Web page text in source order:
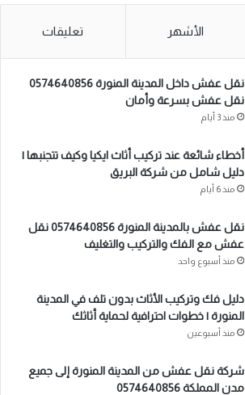
الأشهر تعليقات
نقل عفش داخل المدينة المنورة 0574640856
نقل عفش بسرعة وأمان
منذ 3 أيام
أخطاء شائعة عند تركيب أثاث ايكيا وكيف تتجنبها |
دليل شامل من شركة البريق
منذ 6 أيام
نقل عفش بالمدينة المنورة 0574640856 نقل
عفش مع الفك والتركيب والتغليف
منذ أسبوع واحد
دليل فك وتركيب الأثاث بدون تلف في المدينة
المنورة | خطوات احترافية لحماية أثاثك
منذ أسبوعين
شركة نقل عفش من المدينة المنورة إلى جميع
مدن المملكة 0574640856